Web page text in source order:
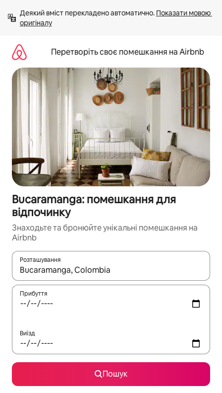
вмісту
Деякий вміст перекладено автоматично. Показати мовою
оригіналу
Перетворіть своє помешкання на Airbnb
Bucaramanga: помешкання для
відпочинку
Знаходьте та бронюйте унікальні помешкання на
Airbnb
Розташування
Отримавши результати пошуку, використовуйте для
Прибуття
Виїзд
Пошук